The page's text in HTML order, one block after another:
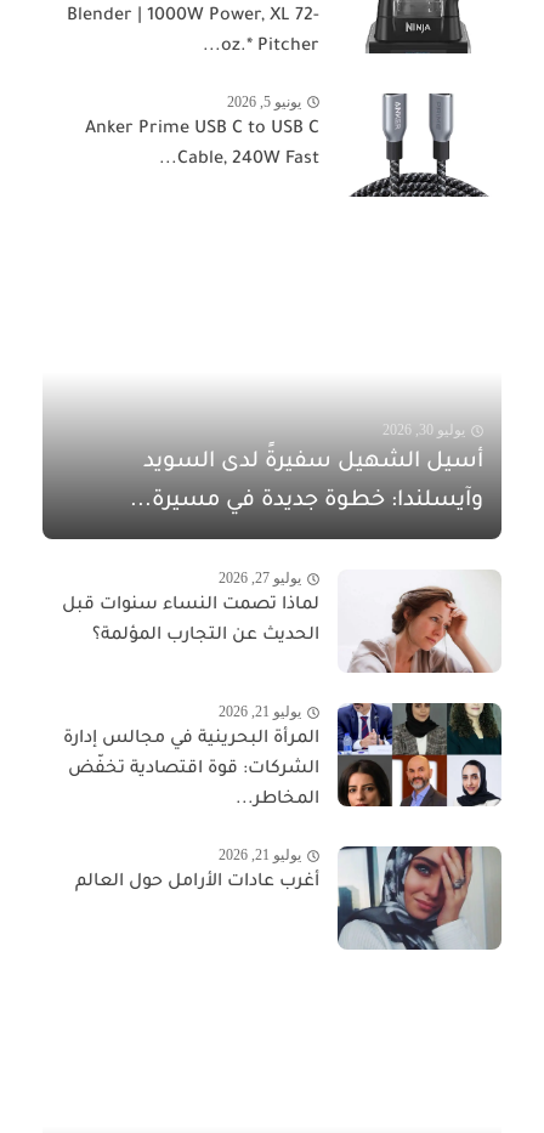
Blender | 1000W Power, XL 72-
oz.* Pitcher...
يونيو 5, 2026
Anker Prime USB C to USB C
Cable, 240W Fast...
يوليو 30, 2026
أسيل الشهيل سفيرةً لدى السويد
وآيسلندا: خطوة جديدة في مسيرة...
يوليو 27, 2026
لماذا تصمت النساء سنوات قبل
الحديث عن التجارب المؤلمة؟
يوليو 21, 2026
المرأة البحرينية في مجالس إدارة
الشركات: قوة اقتصادية تخفّض
المخاطر...
يوليو 21, 2026
أغرب عادات الأرامل حول العالم